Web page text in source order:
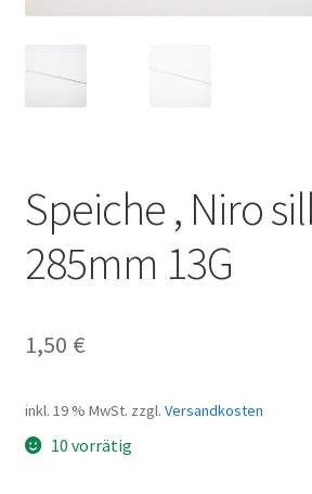
Zahlungsarten
Speiche , Niro
285mm 13G
1,50 €
inkl. 19 % MwSt. zzgl. Versandkosten
10 vorrätig